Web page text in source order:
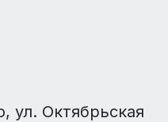
ул. Октябрьская